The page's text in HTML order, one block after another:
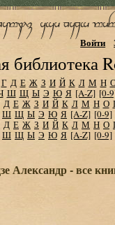
библиотека
Войти
Г Д Е Ж З И Й К Л М Н
Ш Щ Ы Э Ю Я [A-Z] [0-
Д Е Ж З И Й К Л М Н О
Ш Щ Ы Э Ю Я [A-Z] [0-9]
Д Е Ж З И Й К Л М Н О
Ш Щ Ы Э Ю Я [A-Z] [0-9]
Александр - все